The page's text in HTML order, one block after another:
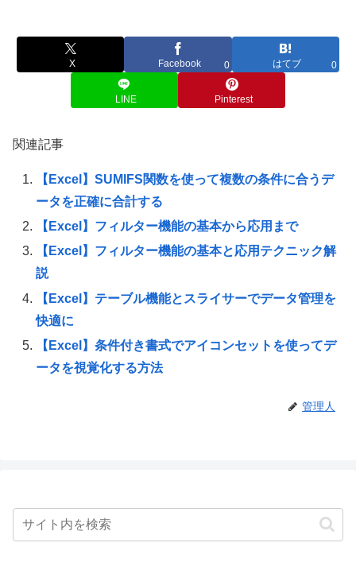
X Facebook 0 はてブ 0
LINE Pinterest
関連記事
【Excel】SUMIFS関数を使って複数の条件に合うデ
ータを正確に合計する
【Excel】フィルター機能の基本から応用まで
【Excel】フィルター機能の基本と応用テクニック解
説
【Excel】テーブル機能とスライサーでデータ管理を
快適に
【Excel】条件付き書式でアイコンセットを使ってデ
ータを視覚化する方法
管理人